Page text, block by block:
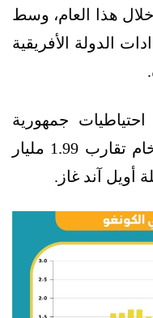
خلال هذا العام، وسط
الدولة الأفريقية
احتياطيات جمهورية
الكونغو المؤكدة من النفط الخام تقارب 1.99 مليار
أويل آند غاز.